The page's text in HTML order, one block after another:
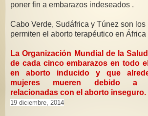
poner fin a embarazos indeseados .
Cabo Verde, Sudáfrica y Túnez son
permiten el aborto terapéutico en África
La Organización Mundial de la
de cada cinco embarazos en todo
en aborto inducido y que
mujeres mueren debido a
relacionadas con el aborto inseguro.
19 diciembre, 2014